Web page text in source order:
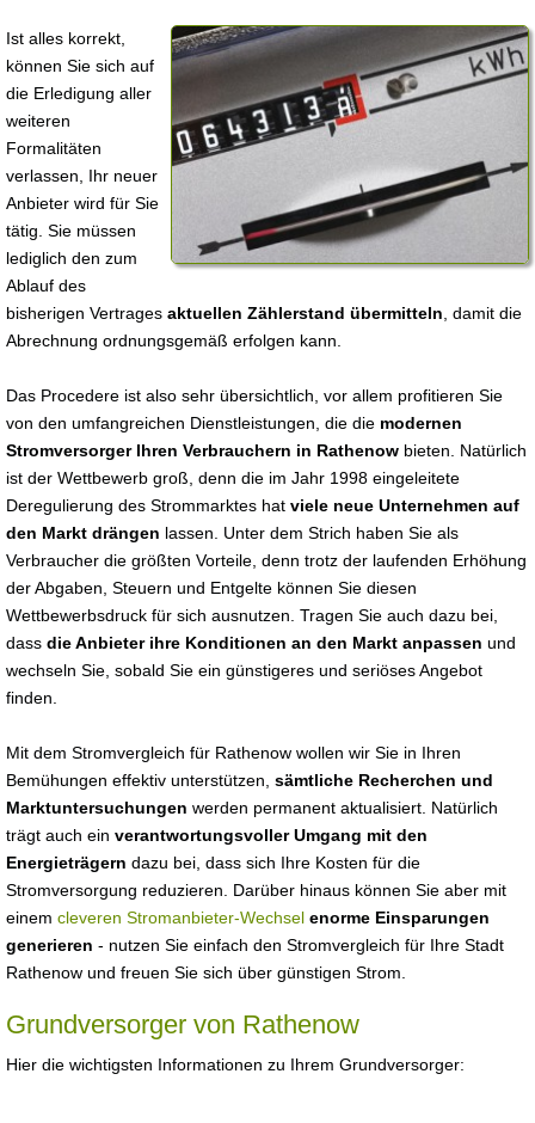
Ist alles korrekt,
können Sie sich auf
die Erledigung aller
weiteren
Formalitäten
verlassen, Ihr neuer
Anbieter wird für Sie
tätig. Sie müssen
lediglich den zum
Ablauf des
bisherigen Vertrages aktuellen Zählerstand übermitteln , damit die
Abrechnung ordnungsgemäß erfolgen kann.
Das Procedere ist also sehr übersichtlich, vor allem profitieren Sie
von den umfangreichen Dienstleistungen, die die modernen
Stromversorger Ihren Verbrauchern in Rathenow bieten. Natürlich
ist der Wettbewerb groß, denn die im Jahr 1998 eingeleitete
Deregulierung des Strommarktes hat viele neue Unternehmen auf
den Markt drängen lassen. Unter dem Strich haben Sie als
Verbraucher die größten Vorteile, denn trotz der laufenden Erhöhung
der Abgaben, Steuern und Entgelte können Sie diesen
Wettbewerbsdruck für sich ausnutzen. Tragen Sie auch dazu bei,
dass die Anbieter ihre Konditionen an den Markt anpassen und
wechseln Sie, sobald Sie ein günstigeres und seriöses Angebot
finden.
Mit dem Stromvergleich für Rathenow wollen wir Sie in Ihren
Bemühungen effektiv unterstützen, sämtliche Recherchen und
Marktuntersuchungen werden permanent aktualisiert. Natürlich
trägt auch ein verantwortungsvoller Umgang mit den
Energieträgern dazu bei, dass sich Ihre Kosten für die
Stromversorgung reduzieren. Darüber hinaus können Sie aber mit
einem cleveren Stromanbieter-Wechsel enorme Einsparungen
generieren - nutzen Sie einfach den Stromvergleich für Ihre Stadt
Rathenow und freuen Sie sich über günstigen Strom.
Grundversorger von Rathenow
Hier die wichtigsten Informationen zu Ihrem Grundversorger: